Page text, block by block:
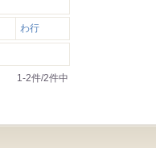
わ行
1-2件/2件中